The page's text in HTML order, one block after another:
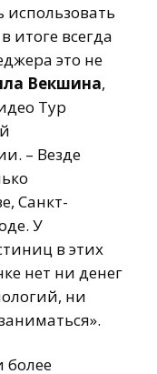
итоге всегда
это не
Векшина,
Тур
– Везде
Санкт-
У
в этих
нет ни денег
ни
более